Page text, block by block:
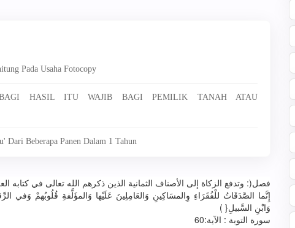
Pada Usaha Fotocopy
HASIL ITU WAJIB BAGI PEMILIK TANAH ATAU
Dari Beberapa Panen Dalam 1 Tahun
ﻓﺼﻞ(: ﻭﺗﺪﻓﻊ ﺍﻟﺰﻛﺎﺓ ﺇﻟﻰ ﺍﻷﺻﻨﺎﻑ ﺍﻟﺜﻤﺎﻧﻴﺔ ﺍﻟﺬﻳﻦ ﺫﻛﺮﻫﻢ ﺍﻟﻠﻪ ﺗﻌﺎﻟﻰ ﻓﻲ ﻛﺘﺎﺑﻪ
ﺇِﻧَّﻤﺎ ﺍﻟﺼَّﺪَﻗَﺎﺕُ ﻟﻠْﻔُﻘَﺮَﺍﺀِ ﻭِﺍﻟﻤﺴَﺎﻛِﻴﻦِ ﻭَﺍﻟﻌَﺎﻣِﻠِﻴﻦَ ﻋَﻠَﻴْﻬﺎ ﻭَﺍﻟﻤﺆَﻟَّﻔﺔِ ﻗُﻠُﻮﺑُﻬﻢْ ﻭَﻓﻲ
ﻭَﺍﺑْﻦِ ﺍﻟﺴَّﺒﻴﻞِ{ )
ﺳﻮﺭﺓ ﺍﻟﺘﻮﺑﺔ : ﺍﻵﻳﺔ:60